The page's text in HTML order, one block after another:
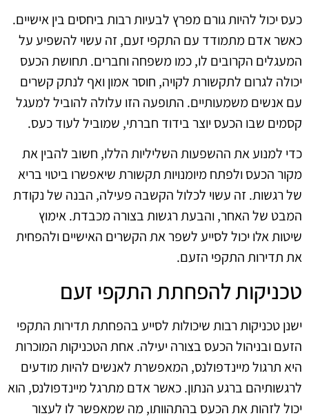
כעס יכול להיות גורם מפרץ לבעיות רבות ביחסים בין אישיים.
כאשר אדם מתמודד עם התקפי זעם, זה עשוי להשפיע על
המעגלים הקרובים לו, כמו משפחה וחברים. תחושת הכעס
יכולה לגרום לתקשורת לקויה, חוסר אמון ואף לנתק קשרים
עם אנשים משמעותיים. התופעה הזו עלולה להוביל למעגל
קסמים שבו הכעס יוצר בידוד חברתי, שמוביל לעוד כעס.
כדי למנוע את ההשפעות השליליות הללו, חשוב להבין את
מקור הכעס ולפתח מיומנויות תקשורת שיאפשרו ביטוי בריא
של רגשות. זה עשוי לכלול הקשבה פעילה, הבנה של נקודת
המבט של האחר, והבעת רגשות בצורה מכבדת. אימוץ
שיטות אלו יכול לסייע לשפר את הקשרים האישיים ולהפחית
את תדירות התקפי הזעם.
טכניקות להפחתת התקפי זעם
ישנן טכניקות רבות שיכולות לסייע בהפחתת תדירות התקפי
הזעם ובניהול הכעס בצורה יעילה. אחת הטכניקות המוכרות
היא תרגול מיינדפולנס, המאפשרת לאנשים להיות מודעים
לרגשותיהם ברגע הנתון. כאשר אדם מתרגל מיינדפולנס, הוא
יכול לזהות את הכעס בהתהוותו, מה שמאפשר לו לעצור